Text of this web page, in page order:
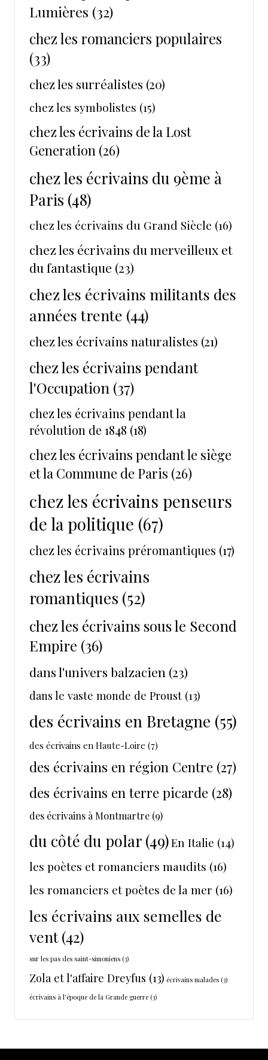
Lumières (32)
chez les romanciers populaires
(33)
chez les surréalistes (20)
chez les symbolistes (15)
chez les écrivains de la Lost
Generation (26)
chez les écrivains du 9ème à
Paris (48)
chez les écrivains du Grand Siècle (16)
chez les écrivains du merveilleux et
du fantastique (23)
chez les écrivains militants des
années trente (44)
chez les écrivains naturalistes (21)
chez les écrivains pendant
l'Occupation (37)
chez les écrivains pendant la
révolution de 1848 (18)
chez les écrivains pendant le siège
et la Commune de Paris (26)
chez les écrivains penseurs
de la politique (67)
chez les écrivains préromantiques (17)
chez les écrivains
romantiques (52)
chez les écrivains sous le Second
Empire (36)
dans l'univers balzacien (23)
dans le vaste monde de Proust (13)
des écrivains en Bretagne (55)
des écrivains en Haute-Loire (7)
des écrivains en région Centre (27)
des écrivains en terre picarde (28)
des écrivains à Montmartre (9)
du côté du polar (49)En Italie (14)
les poètes et romanciers maudits (16)
les romanciers et poètes de la mer (16)
les écrivains aux semelles de
vent(42)
sur les pas des saint-simoniens (3)
Zola et l'affaire Dreyfus (13) écrivains malades (3)
écrivains à l'époque de la Grande guerre (3)